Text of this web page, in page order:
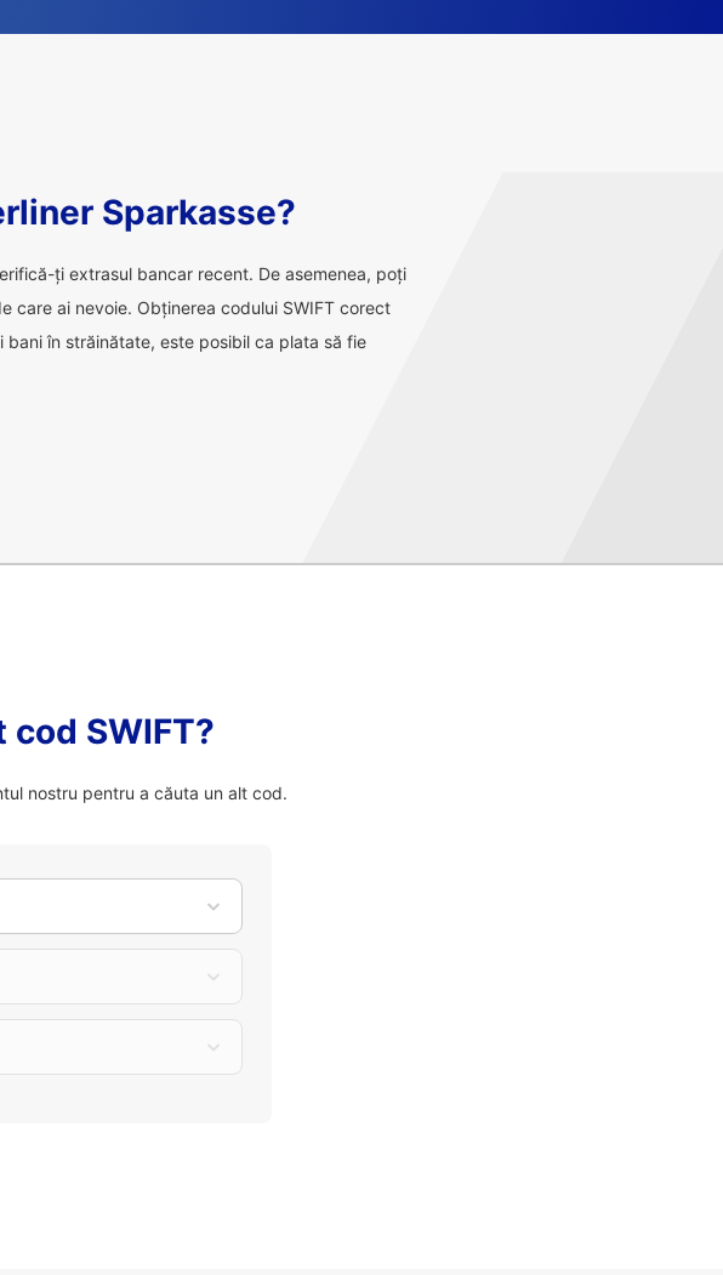
Sparkasse?
ți extrasul bancar recent. De asemenea, poți
care ai nevoie. Obținerea codului SWIFT corect
în străinătate, este posibil ca plata să fie
SWIFT?
nostru pentru a căuta un alt cod.